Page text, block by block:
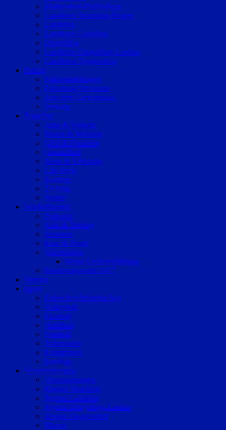
Mallersdorf-Pfaffenberg
Landkreis Straubing-Bogen
Landshut
Landkreis Landshut
Dingolfing
Landkreis Dingolfing-Landau
Landkreis Deggendorf
Polizei
Polizeimeldungen
Fahndung/Vermisste
Aus dem Gerichtssaal
Verkehr
Ratgeber
Auto & Verkehr
Bauen & Wohnen
Geld & Finanzen
Gesundheit
Reise & Erholung
Life-Style
Karriere
Technik
Wetter
Sonderthemen
Podcasts
Kids & Teenies
Senioren
Katz & Hund
Valentinstag
Meine Liebeserklärung
Bundestagswahl 2017
Vereine
Sport
Eishockey/Inlinehockey
Volleyball
Fussball
Handball
Football
Trabrennen
Kampfsport
Sonstige
Veranstaltungen
Veranstaltungen
Region Straubing
Region Landshut
Region Dingolfing-Landau
Region Deggendorf
Bluval